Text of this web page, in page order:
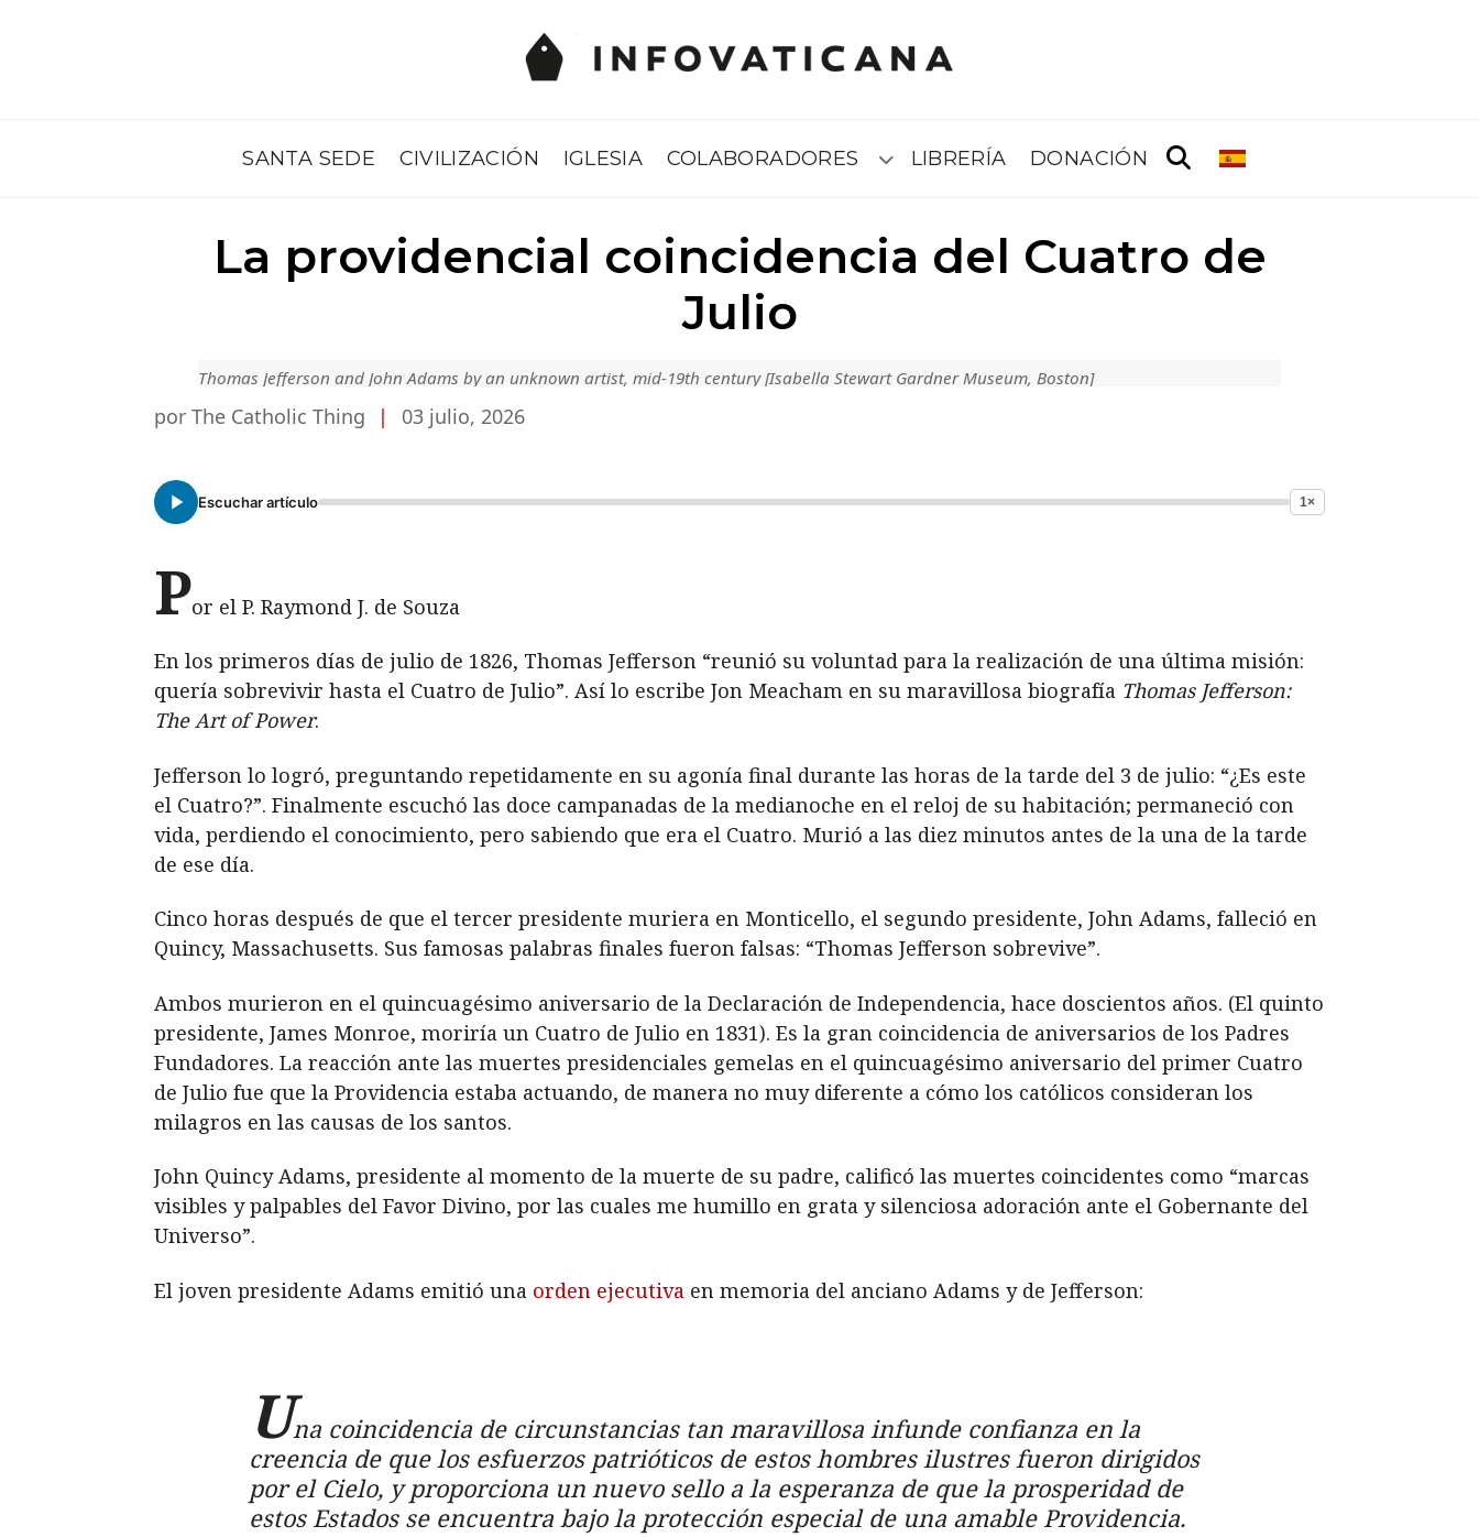
SANTA SEDE CIVILIZACIÓN IGLESIA COLABORADORES Submenú
LIBRERÍA DONACIÓN
La providencial coincidencia del Cuatro de
Julio
Thomas Jefferson and John Adams by an unknown artist, mid-19th century [Isabella Stewart Gardner Museum, Boston]
por The Catholic Thing | 03 julio, 2026
Escuchar artículo 1×
Por el P. Raymond J. de Souza
En los primeros días de julio de 1826, Thomas Jefferson “reunió su voluntad para la realización de una última misión:
quería sobrevivir hasta el Cuatro de Julio”. Así lo escribe Jon Meacham en su maravillosa biografía Thomas Jefferson:
The Art of Power.
Jefferson lo logró, preguntando repetidamente en su agonía final durante las horas de la tarde del 3 de julio: “¿Es este
el Cuatro?”. Finalmente escuchó las doce campanadas de la medianoche en el reloj de su habitación; permaneció con
vida, perdiendo el conocimiento, pero sabiendo que era el Cuatro. Murió a las diez minutos antes de la una de la tarde
de ese día.
Cinco horas después de que el tercer presidente muriera en Monticello, el segundo presidente, John Adams, falleció en
Quincy, Massachusetts. Sus famosas palabras finales fueron falsas: “Thomas Jefferson sobrevive”.
Ambos murieron en el quincuagésimo aniversario de la Declaración de Independencia, hace doscientos años. (El quinto
presidente, James Monroe, moriría un Cuatro de Julio en 1831). Es la gran coincidencia de aniversarios de los Padres
Fundadores. La reacción ante las muertes presidenciales gemelas en el quincuagésimo aniversario del primer Cuatro
de Julio fue que la Providencia estaba actuando, de manera no muy diferente a cómo los católicos consideran los
milagros en las causas de los santos.
John Quincy Adams, presidente al momento de la muerte de su padre, calificó las muertes coincidentes como “marcas
visibles y palpables del Favor Divino, por las cuales me humillo en grata y silenciosa adoración ante el Gobernante del
Universo”.
El joven presidente Adams emitió una orden ejecutiva en memoria del anciano Adams y de Jefferson:
Una coincidencia de circunstancias tan maravillosa infunde confianza en la
creencia de que los esfuerzos patrióticos de estos hombres ilustres fueron dirigidos
por el Cielo, y proporciona un nuevo sello a la esperanza de que la prosperidad de
estos Estados se encuentra bajo la protección especial de una amable Providencia.